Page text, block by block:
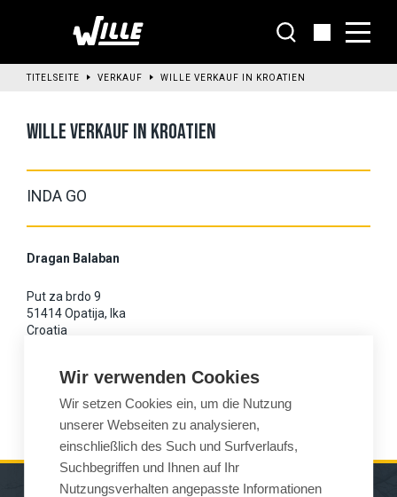
TITELSEITE VERKAUF WILLE VERKAUF IN KROATIEN
WILLE VERKAUF IN KROATIEN
INDA GO
Dragan Balaban
Put za brdo 9
51414 Opatija, Ika
Croatia
Mobile: +385 9835 8567
indago1(at)net.hr
Wir verwenden Cookies
Wir setzen Cookies ein, um die Nutzung
unserer Webseiten zu analysieren,
einschließlich des Such und Surfverlaufs,
Suchbegriffen und Ihnen auf Ihr
Nutzungsverhalten angepasste Informationen